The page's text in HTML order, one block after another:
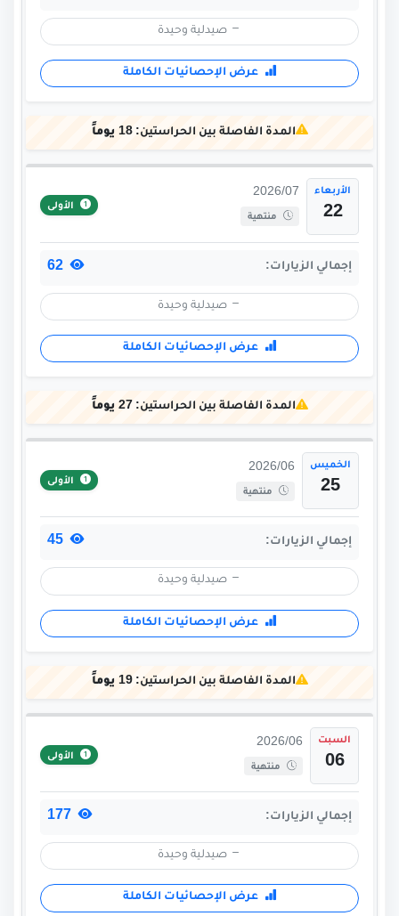
صيدلية وحيدة
عرض الإحصائيات الكاملة
المدة الفاصلة بين الحراستين:18 يوماً
الأربعاء
22
2026/07
منتهية
الأولى
إجمالي الزيارات:
صيدلية وحيدة
عرض الإحصائيات الكاملة
المدة الفاصلة بين الحراستين: 27 يوماً
الخميس
25
2026/06
منتهية
الأولى
إجمالي الزيارات:
صيدلية وحيدة
عرض الإحصائيات الكاملة
المدة الفاصلة بين الحراستين:19 يوماً
السبت
06
2026/06
منتهية
الأولى
إجمالي الزيارات:
صيدلية وحيدة
عرض الإحصائيات الكاملة